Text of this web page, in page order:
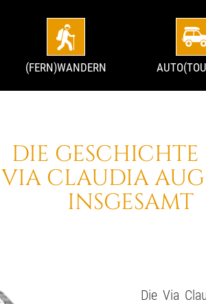
(FERN)WANDERN
DIE GESCHICHTE
VIA CLAUDIA
INSGESAMT
Die Via